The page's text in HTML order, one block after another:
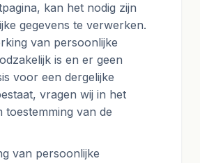
kan het nodig zijn
gegevens te verwerken.
van persoonlijke
is en er geen
voor een dergelijke
vragen wij in het
toestemming van de
van persoonlijke